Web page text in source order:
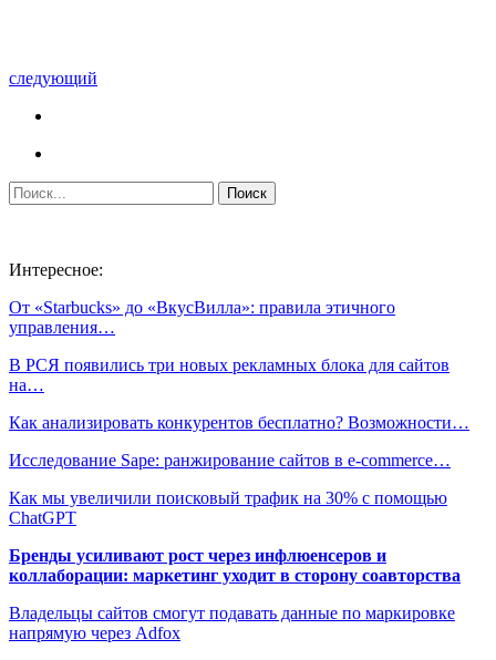
следующий
Интересное:
От «Starbucks» до «ВкусВилла»: правила этичного
управления…
В РСЯ появились три новых рекламных блока для сайтов
на…
Как анализировать конкурентов бесплатно? Возможности…
Исследование Sape: ранжирование сайтов в e-commerce…
Как мы увеличили поисковый трафик на 30% с помощью
ChatGPT
Бренды усиливают рост через инфлюенсеров и
коллаборации: маркетинг уходит в сторону соавторства
Владельцы сайтов смогут подавать данные по маркировке
напрямую через Adfox